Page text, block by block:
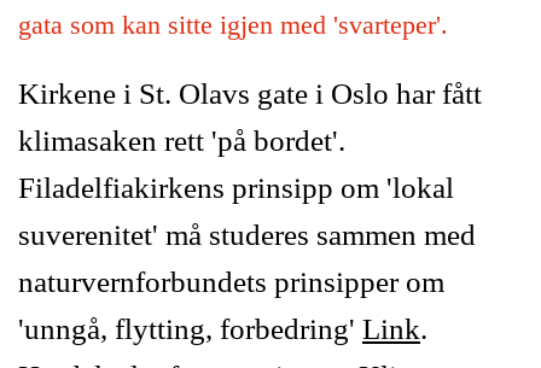
gata som kan sitte igjen med 'svarteper'.
Kirkene i St. Olavs gate i Oslo har fått
klimasaken rett 'på bordet'.
Filadelfiakirkens prinsipp om 'lokal
suverenitet' må studeres sammen med
naturvernforbundets prinsipper om
'unngå, flytting, forbedring' Link.